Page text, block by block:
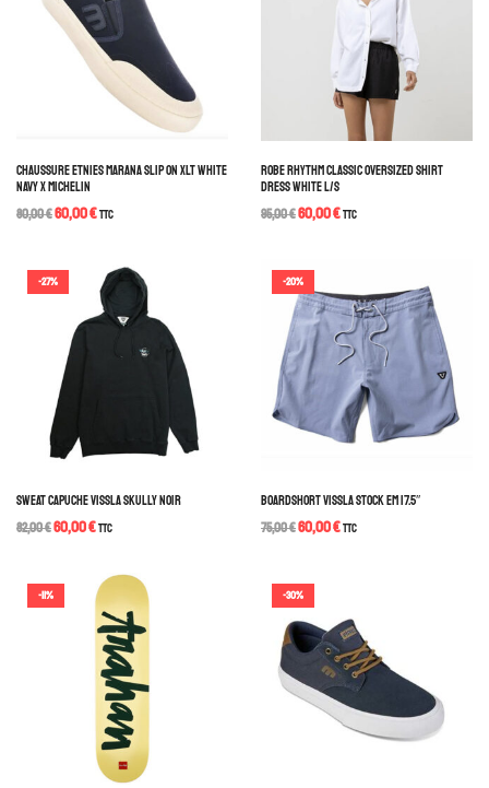
CHAUSSURE ETNIES MARANA SLIP ON XLT WHITE
NAVY X MICHELIN
80,00€60,00€TTC
ROBE RHYTHM CLASSIC OVERSIZED SHIRT
DRESS WHITE L/S
95,00€60,00€TTC
-27%
SWEAT CAPUCHE VISSLA SKULLY NOIR
82,00€60,00€TTC
-20%
BOARDSHORT VISSLA STOCK EM 17.5″
75,00€60,00€TTC
-11% -30%